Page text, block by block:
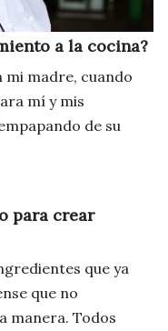
a la cocina?
madre, cuando
mí y mis
de su
para crear
que ya
que no
manera. Todos